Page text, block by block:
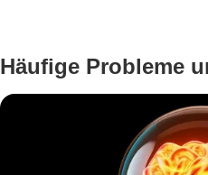
Häufige Probleme